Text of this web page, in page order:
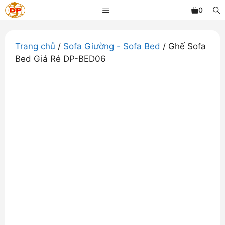
Chuyển
đến
dung
MENU 0
Trang chủ / Sofa Giường - Sofa Bed / Ghế Sofa
Bed Giá Rẻ DP-BED06